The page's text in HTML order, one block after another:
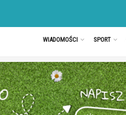
WIADOMOŚCI SPORT